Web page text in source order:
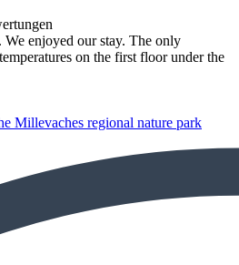
enjoyed our stay. The only
on the first floor under the
Millevaches regional nature park